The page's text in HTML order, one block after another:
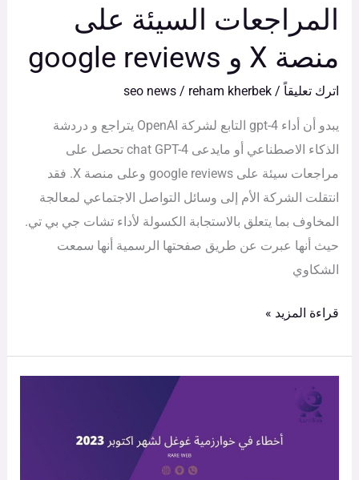
المراجعات السيئة على
منصة X و google reviews
اترك تعليقاً /
seo news/ reham kherbek
يبدو أن أداء gpt-4 التابع لشركة OpenAI يتراجع و دردشة
الذكاء الاصطناعي أو مايدعى chat GPT-4 تحصل على
مراجعات سيئة على google reviews وعلى منصة X. فقد
انتقلت الشركة الأم إلى وسائل التواصل الاجتماعي لمعالجة
المخاوف بما يتعلق بالاستجابة الكسولة لأداء تشات جي بي تي.
حيث أنها عبرت عن طريق صفحتها الرسمية أنها سمعت
الشكاوي
منصة
X
google
reviews
قراءة المزيد »
أخطاء